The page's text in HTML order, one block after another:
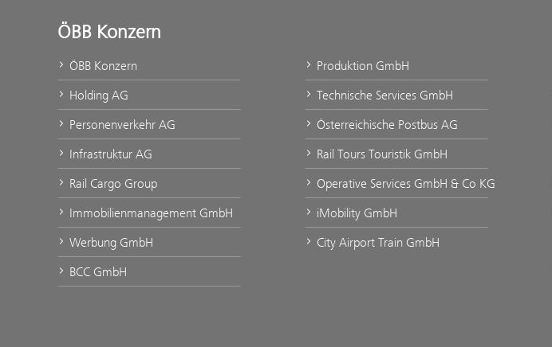
ÖBB Konzern
ÖBB Konzern
Holding AG
Personenverkehr AG
Infrastruktur AG
Rail Cargo Group
Immobilienmanagement GmbH
Werbung GmbH
BCC GmbH
Produktion GmbH
Technische Services GmbH
Österreichische Postbus AG
Rail Tours Touristik GmbH
Operative Services GmbH & Co KG
iMobility GmbH
City Airport Train GmbH